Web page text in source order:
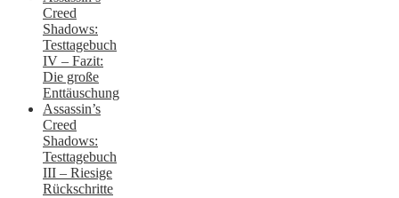
Creed
Shadows:
Testtagebuch
IV – Fazit:
Die große
Enttäuschung
Assassin’s
Creed
Shadows:
Testtagebuch
III – Riesige
Rückschritte